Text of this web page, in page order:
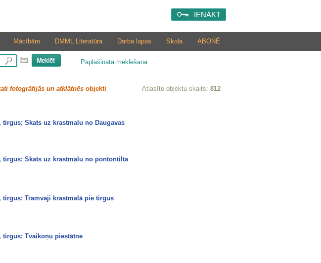
IENĀKT
ABONĒ
Skola
Darba lapas
DMML Literatūra
Mācībām
Paplašinātā meklēšana
fotogrāfijās un atklātnēsobjekti Atlasīto objektu skaits: 812
tirgus; Skats uz krastmalu no Daugavas
tirgus; Skats uz krastmalu no pontontilta
tirgus; Tramvaji krastmalā pie tirgus
tirgus; Tvaikoņu piestātne